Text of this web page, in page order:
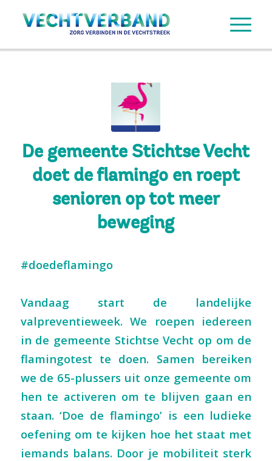
De gemeente Stichtse Vecht
doet de flamingo en roept
senioren op tot meer
beweging
#doedeflamingo
Vandaag start de landelijke
valpreventieweek. We roepen iedereen
in de gemeente Stichtse Vecht op om de
flamingotest te doen. Samen bereiken
we de 65-plussers uit onze gemeente om
hen te activeren om te blijven gaan en
staan. ‘Doe de flamingo’ is een ludieke
oefening om te kijken hoe het staat met
iemands balans. Door je mobiliteit sterk